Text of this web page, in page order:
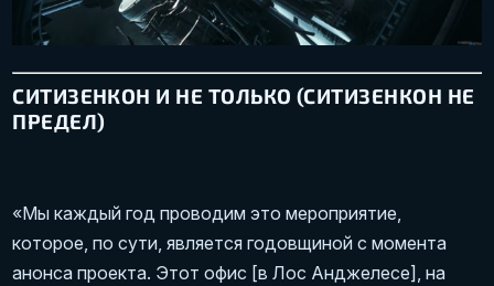
СИТИЗЕНКОН И НЕ ТОЛЬКО (СИТИЗЕНКОН НЕ
ПРЕДЕЛ)
«Мы каждый год проводим это мероприятие,
которое, по сути, является годовщиной с момента
анонса проекта. Этот офис [в Лос Анджелесе], на